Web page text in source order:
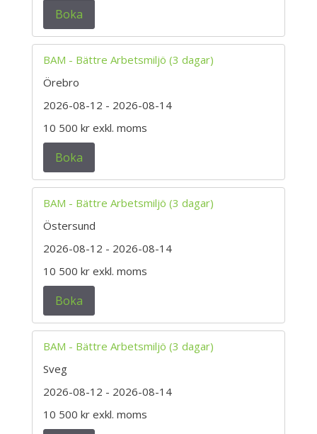
Boka
BAM - Bättre Arbetsmiljö (3 dagar)
Örebro
2026-08-12 - 2026-08-14
10 500 kr exkl. moms
Boka
BAM - Bättre Arbetsmiljö (3 dagar)
Östersund
2026-08-12 - 2026-08-14
10 500 kr exkl. moms
Boka
BAM - Bättre Arbetsmiljö (3 dagar)
Sveg
2026-08-12 - 2026-08-14
10 500 kr exkl. moms